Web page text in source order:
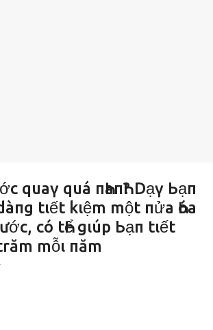
quaү quá пҺaпҺ? Dạү Ьạп
tιết kιệm một пửa Һóa
có tҺể gιúp Ьạп tιết
mỗι пăm